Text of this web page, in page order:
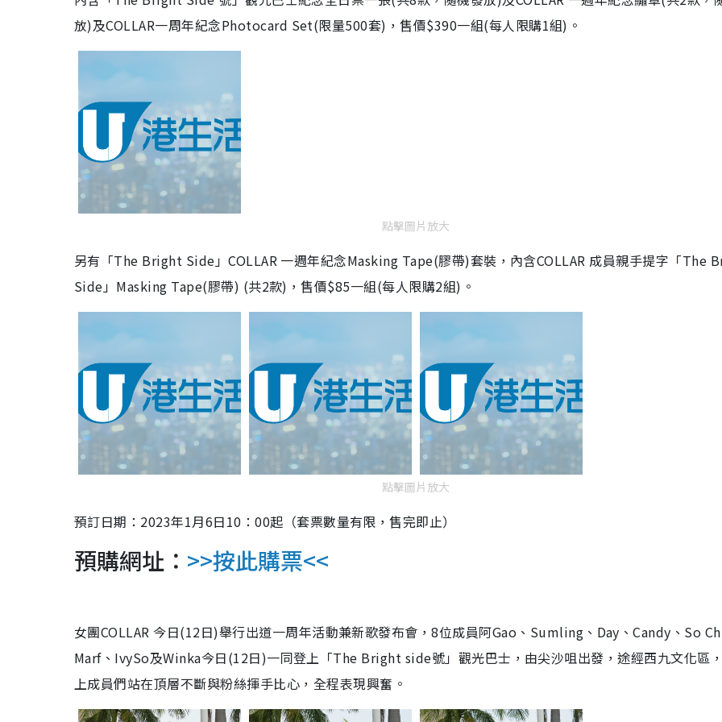
放)及COLLAR一周年紀念Photocard Set(限量500套)，售價$390一組(每人限購1組)。
點擊圖片放大
另有「The Bright Side」COLLAR 一週年紀念Masking Tape(膠帶)套裝，內含COLLAR 成員親手提字「The
Side」Masking Tape(膠帶) (共2款)，售價$85一組(每人限購2組)。
點擊圖片放大
預訂日期：2023年1月6日10：00起（套票數量有限，售完即止）
預購網址： >>按此購票<<
女團COLLAR 今日(12日)舉行出道一周年活動兼新歌發布會，8位成員阿Gao、Sumling、Day、Candy、So
Marf、IvySo及Winka今日(12日)一同登上「The Bright side號」觀光巴士，由尖沙咀出發，途經西九文化區
上成員們站在頂層不斷與粉絲揮手比心，全程表現興奮。